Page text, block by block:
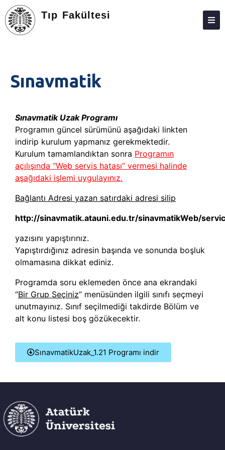
Tıp Fakültesi
ARAŞTIRMA
MEZUN
E-BAĞLANTILAR
MEVZUAT
AKREDITASYON
KALITE
İLETIŞIM
Sınavmatik
Sınavmatik Uzak Programı
Programın güncel sürümünü aşağıdaki linkten
indirip kurulum yapmanız gerekmektedir.
Kurulum tamamlandıktan sonra Programın
açılışında “Web servis hatası” vermesi halinde
aşağıdaki işlemi uygulayınız.
Bağlantı Adresi yazan satırdaki adresi silip
http://sinavmatik.atauni.edu.tr/sinavmatikWeb/
yazısını yapıştırınız.
Yapıştırdığınız adresin başında ve sonunda boşluk
olmamasına dikkat ediniz.
Programda soru eklemeden önce ana ekrandaki
“Bir Grup Seçiniz” menüsünden ilgili sınıfı seçmeyi
unutmayınız. Sınıf seçilmediği takdirde Bölüm ve
alt konu listesi boş gözükecektir.
SınavmatikUzak_1.21 Programı indir